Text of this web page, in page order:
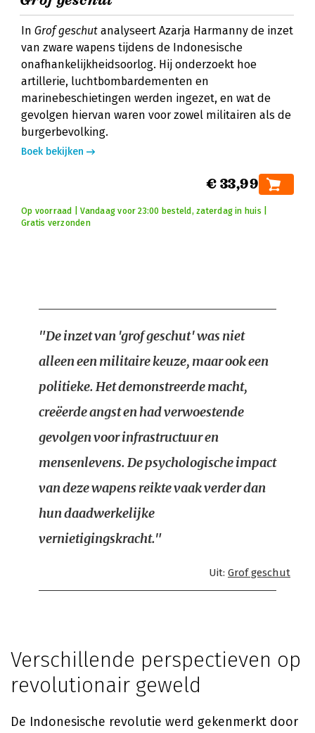
In Grof geschut analyseert Azarja Harmanny de inzet
van zware wapens tijdens de Indonesische
onafhankelijkheidsoorlog. Hij onderzoekt hoe
artillerie, luchtbombardementen en
marinebeschietingen werden ingezet, en wat de
gevolgen hiervan waren voor zowel militairen als de
burgerbevolking.
Boek bekijken
€ 33,99
Op voorraad | Vandaag voor 23:00 besteld, zaterdag in huis |
Gratis verzonden
"De inzet van 'grof geschut' was niet
alleen een militaire keuze, maar ook een
politieke. Het demonstreerde macht,
creëerde angst en had verwoestende
gevolgen voor infrastructuur en
mensenlevens. De psychologische impact
van deze wapens reikte vaak verder dan
hun daadwerkelijke
vernietigingskracht."
Uit: Grof geschut
Verschillende perspectieven op
revolutionair geweld
De Indonesische revolutie werd gekenmerkt door